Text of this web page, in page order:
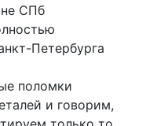
СПб
Петербурга
поломки
и говорим,